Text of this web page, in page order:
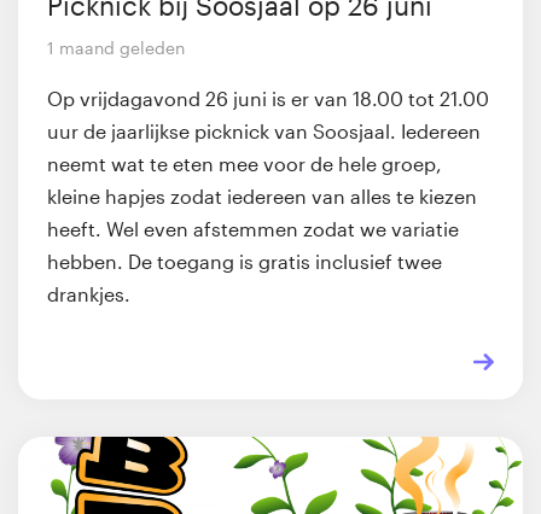
1 maand geleden
Op vrijdagavond 26 juni is er van 18.00 tot 21.00
uur de jaarlijkse picknick van Soosjaal. Iedereen
neemt wat te eten mee voor de hele groep,
kleine hapjes zodat iedereen van alles te kiezen
heeft. Wel even afstemmen zodat we variatie
hebben. De toegang is gratis inclusief twee
drankjes.